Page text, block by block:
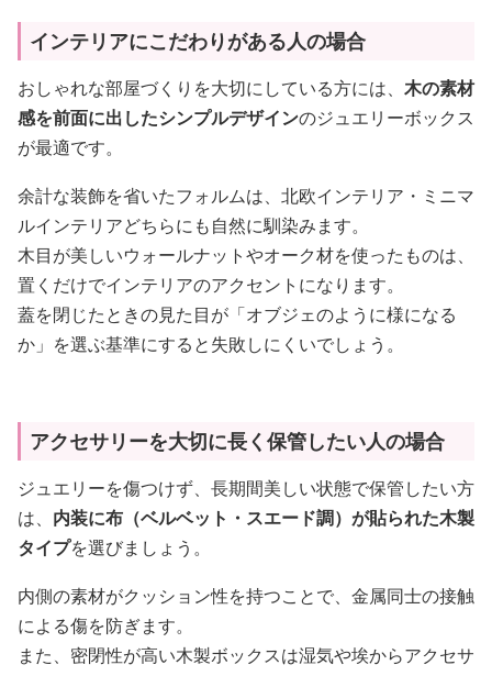
インテリアにこだわりがある人の場合
おしゃれな部屋づくりを大切にしている方には、 木の素材
感を前面に出したシンプルデザインのジュエリーボックス
が最適です。
余計な装飾を省いたフォルムは、北欧インテリア・ミニマ
ルインテリアどちらにも自然に馴染みます。
木目が美しいウォールナットやオーク材を使ったものは、
置くだけでインテリアのアクセントになります。
蓋を閉じたときの見た目が「オブジェのように様になる
か」を選ぶ基準にすると失敗しにくいでしょう。
アクセサリーを大切に長く保管したい人の場合
ジュエリーを傷つけず、長期間美しい状態で保管したい方
は、 内装に布（ベルベット・スエード調）が貼られた木製
タイプを選びましょう。
内側の素材がクッション性を持つことで、金属同士の接触
による傷を防ぎます。
また、密閉性が高い木製ボックスは湿気や埃からアクセサ